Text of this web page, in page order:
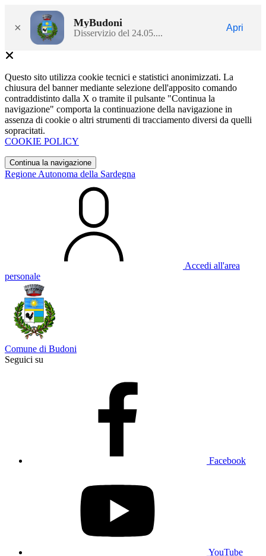
× MyBudoni
Disservizio del 24.05....
Apri
Questo sito utilizza cookie tecnici e statistici anonimizzati. La
chiusura del banner mediante selezione dell'apposito comando
contraddistinto dalla X o tramite il pulsante "Continua la
navigazione" comporta la continuazione della navigazione in
assenza di cookie o altri strumenti di tracciamento diversi da quelli
sopracitati.
COOKIE POLICY
Continua la navigazione
Regione Autonoma della Sardegna
Accedi all'area
personale
Comune di Budoni
Seguici su
Facebook
YouTube